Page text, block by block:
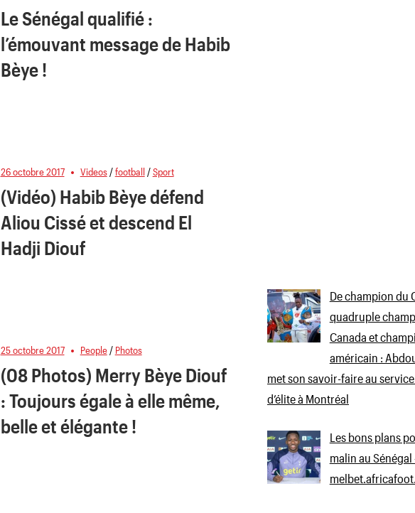
Le Sénégal qualifié :
l’émouvant message de Habib
Bèye !
26 octobre 2017 Videos/football/Sport
(Vidéo) Habib Bèye défend
Aliou Cissé et descend El
Hadji Diouf
25 octobre 2017 People/ Photos
(08 Photos) Merry Bèye Diouf
: Toujours égale à elle même,
belle et élégante !
De champion du
quadruple
Canada et
américain :
met son savoir-faire au
d’élite à Montréal
Les bons plans
malin au Sénégal